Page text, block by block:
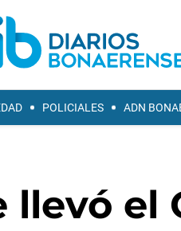
POLICIALES ADN
llevó el